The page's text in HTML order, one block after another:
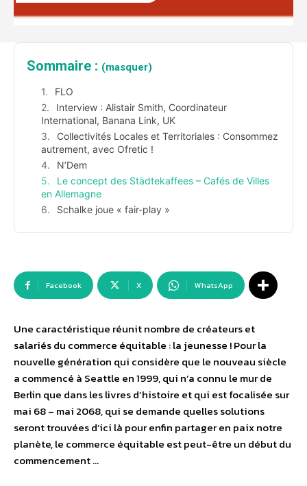
Sommaire : (masquer)
FLO
Interview : Alistair Smith, Coordinateur
International, Banana Link, UK
Collectivités Locales et Territoriales : Consommez
autrement, avec Ofretic !
N’Dem
Le concept des Städtekaffees – Cafés de Villes
en Allemagne
Schalke joue « fair-play »
Facebook X WhatsApp
Une caractéristique réunit nombre de créateurs et
salariés du commerce équitable : la jeunesse ! Pour la
nouvelle génération qui considère que le nouveau siècle
a commencé à Seattle en 1999, qui n’a connu le mur de
Berlin que dans les livres d’histoire et qui est focalisée sur
mai 68 – mai 2068, qui se demande quelles solutions
seront trouvées d’ici là pour enfin partager en paix notre
planète, le commerce équitable est peut-être un début du
commencement …